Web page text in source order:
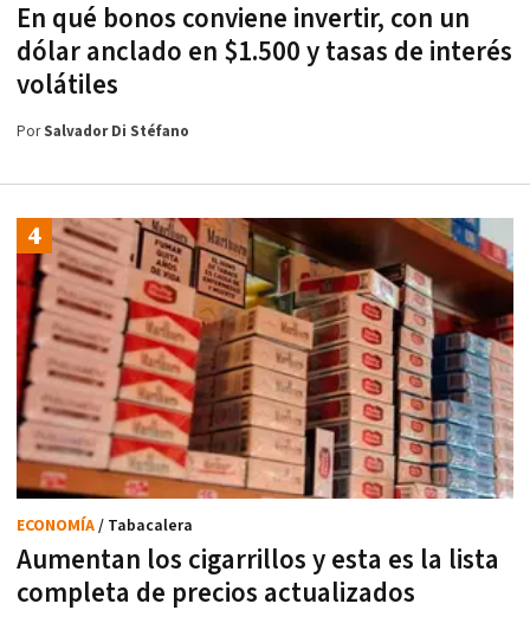
En qué bonos conviene invertir, con un
dólar anclado en $1.500 y tasas de interés
volátiles
PorSalvador Di Stéfano
Aumentan los cigarrillos y esta es la lista
completa de precios actualizados
ECONOMÍA/ Tabacalera